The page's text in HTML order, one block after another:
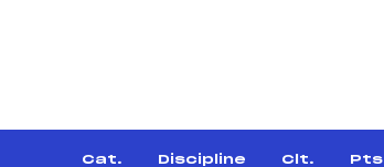
Cat. Discipline Clt. Pts